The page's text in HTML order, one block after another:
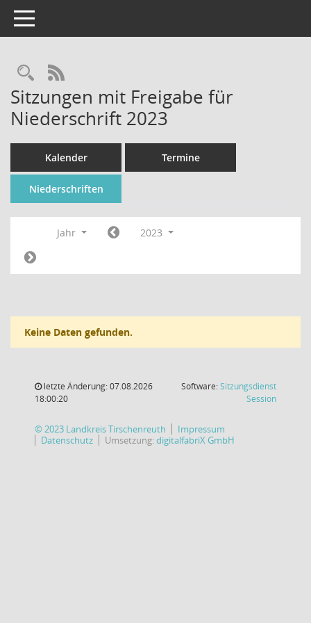
Toggle navigation
Rechercheauswahl
RSS-Feed
Sitzungen mit Freigabe für
Niederschrift 2023
Kalender Termine
Niederschriften
Jahr 2023
Keine Daten gefunden.
letzte Änderung: 07.08.2026
18:00:20
Software:Sitzungsdienst
Session(Wird in
© 2023 Landkreis Tirschenreuth
Impressum
Datenschutz
Umsetzung:digitalfabriX GmbH